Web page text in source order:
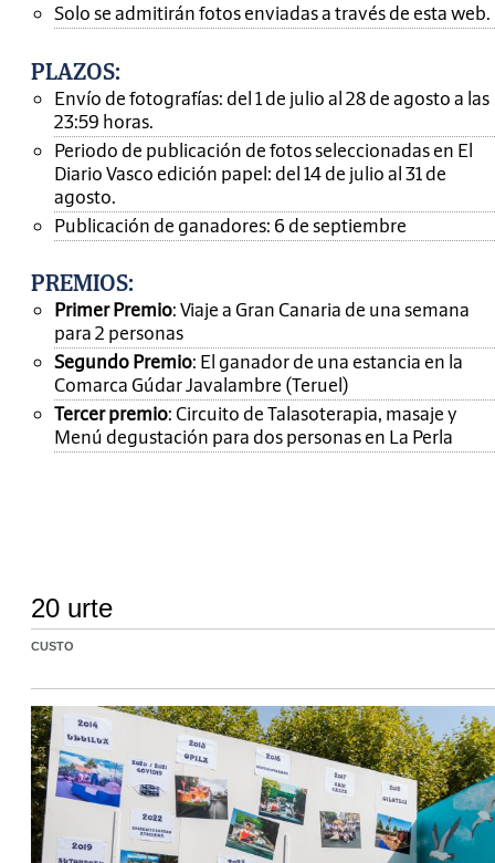
Solo se admitirán fotos enviadas a través de esta web.
PLAZOS:
Envío de fotografías: del 1 de julio al 28 de agosto a las
23:59 horas.
Periodo de publicación de fotos seleccionadas en El
Diario Vasco edición papel: del 14 de julio al 31 de
agosto.
Publicación de ganadores: 6 de septiembre
PREMIOS:
Primer Premio: Viaje a Gran Canaria de una semana
para 2 personas
Segundo Premio: El ganador de una estancia en la
Comarca Gúdar Javalambre (Teruel)
Tercer premio: Circuito de Talasoterapia, masaje y
Menú degustación para dos personas en La Perla
20 urte
CUSTO